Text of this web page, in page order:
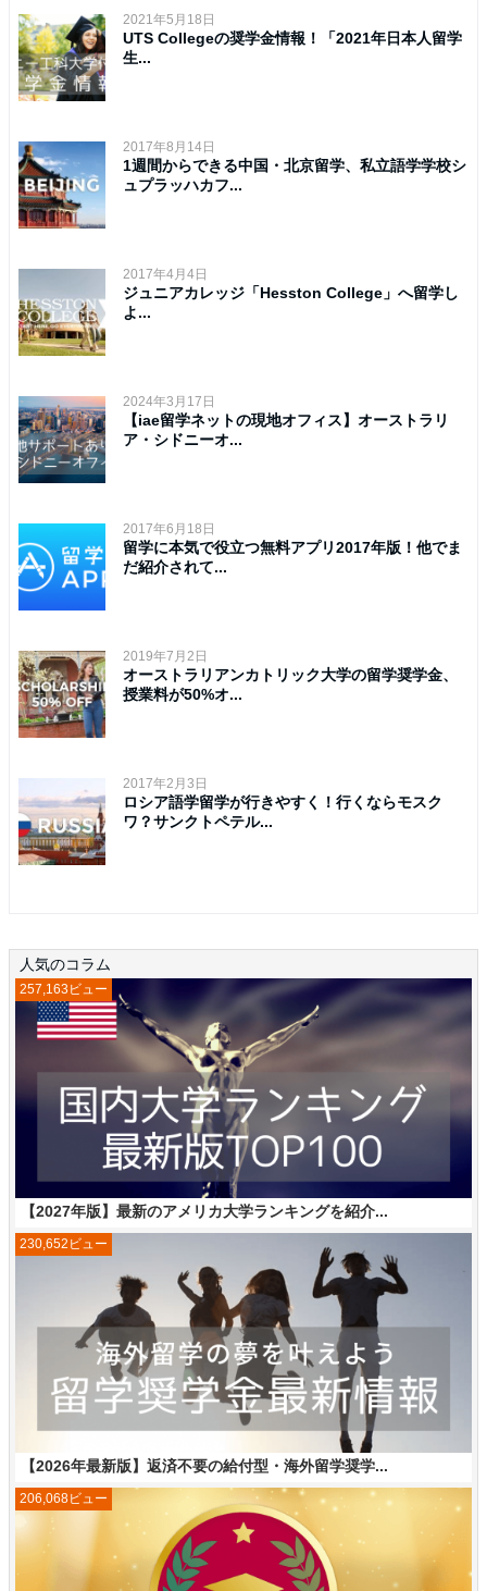
2021年5月18日
UTS Collegeの奨学金情報！「2021年日本人留学
生...
2017年8月14日
1週間からできる中国・北京留学、私立語学学校シ
ュプラッハカフ...
2017年4月4日
ジュニアカレッジ「Hesston College」へ留学し
よ...
2024年3月17日
【iae留学ネットの現地オフィス】オーストラリ
ア・シドニーオ...
2017年6月18日
留学に本気で役立つ無料アプリ2017年版！他でま
だ紹介されて...
2019年7月2日
オーストラリアンカトリック大学の留学奨学金、
授業料が50%オ...
2017年2月3日
ロシア語学留学が行きやすく！行くならモスク
ワ？サンクトペテル...
人気のコラム
【2027年版】最新のアメリカ大学ランキングを紹介...
257,163ビュー
【2026年最新版】返済不要の給付型・海外留学奨学...
230,652ビュー
206,068ビュー